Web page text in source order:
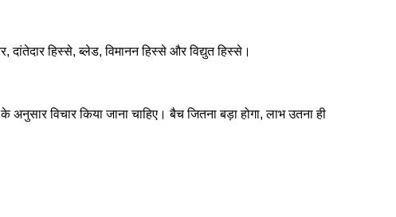
दांतेदार हिस्से, ब्लेड, विमानन हिस्से और विद्युत हिस्से।
विचार किया जाना चाहिए। बैच जितना बड़ा होगा, लाभ उतना ही